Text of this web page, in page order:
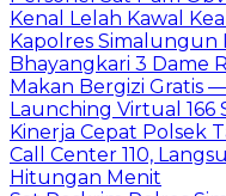
Kenal Lelah Kawal
Kapolres Simalungun
Bhayangkari 3 Dame
Makan Bergizi Gratis
Launching Virtual 166
Kinerja Cepat Polsek
Call Center 110,
Hitungan Menit